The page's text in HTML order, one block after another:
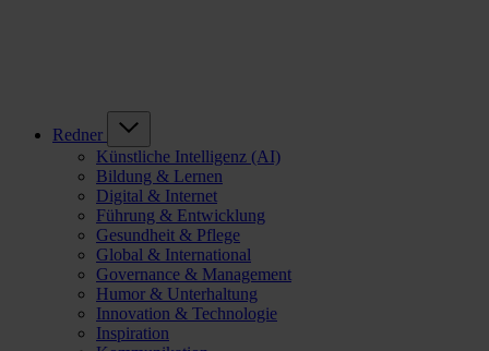
Redner
Künstliche Intelligenz (AI)
Bildung & Lernen
Digital & Internet
Führung & Entwicklung
Gesundheit & Pflege
Global & International
Governance & Management
Humor & Unterhaltung
Innovation & Technologie
Inspiration